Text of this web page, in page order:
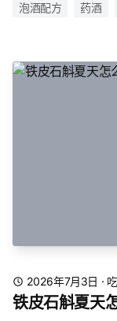
泡酒配方 药酒
2026年7月3日 ·
铁皮石斛夏天